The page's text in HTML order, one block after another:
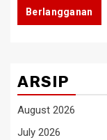
Berlangganan
ARSIP
August 2026
July 2026